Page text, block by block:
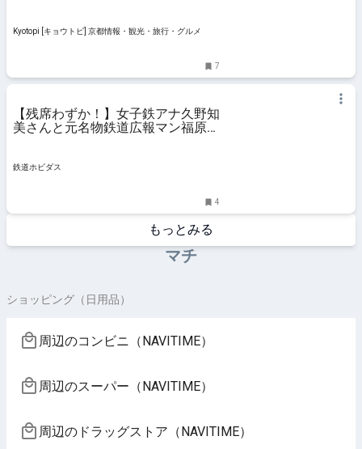
Kyotopi [キョウトピ] 京都情報・観光・旅行・グルメ
7
【残席わずか！】女子鉄アナ久野知
美さんと元名物鉄道広報マン福原稔
鉄道ホビダス
4
もっとみる
マチ
ショッピング（日用品）
周辺のコンビニ（NAVITIME）
周辺のスーパー（NAVITIME）
周辺のドラッグストア（NAVITIME）